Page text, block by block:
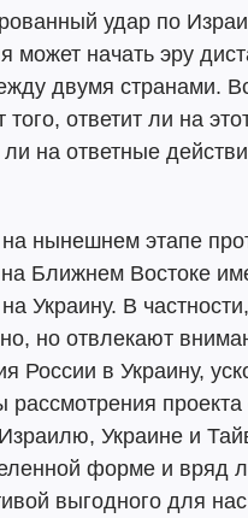
удар по
может начать эру
двумя странами.
того, ответит ли на
на ответные
нынешнем этапе
Ближнем Востоке
Украину. В
но отвлекают
России в Украину,
рассмотрения
Украине и
форме и вряд
выгодного для